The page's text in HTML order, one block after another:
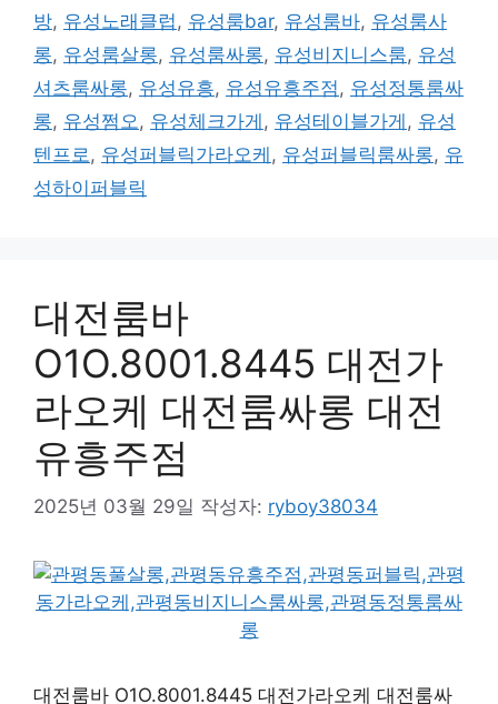
방, 유성노래클럽, 유성룸bar, 유성룸바, 유성룸사
롱, 유성룸살롱, 유성룸싸롱, 유성비지니스룸, 유성
셔츠룸싸롱, 유성유흥, 유성유흥주점, 유성정통룸싸
롱, 유성쩜오, 유성체크가게 , 유성테이블가게 , 유성
텐프로, 유성퍼블릭가라오케 , 유성퍼블릭룸싸롱, 유
성하이퍼블릭
대전룸바
O1O.8001.8445 대전가
라오케 대전룸싸롱 대전
유흥주점
2025년 03월 29일 작성자: ryboy38034
대전룸바 O1O.8001.8445 대전가라오케 대전룸싸